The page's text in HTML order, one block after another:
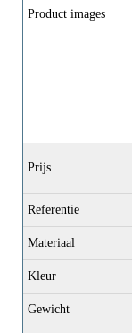
Product images
Prijs
Referentie
Materiaal
Kleur
Gewicht